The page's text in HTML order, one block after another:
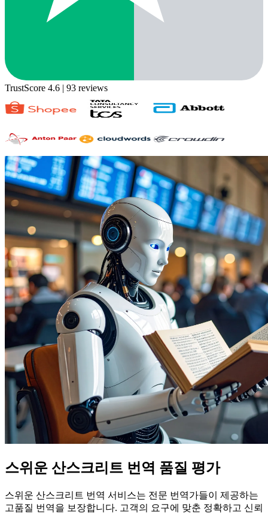
TrustScore 4.6 | 93 reviews
스위운 산스크리트 번역 품질 평가
스위운 산스크리트 번역 서비스는 전문 번역가들이 제공하는
고품질 번역을 보장합니다. 고객의 요구에 맞춘 정확하고 신뢰